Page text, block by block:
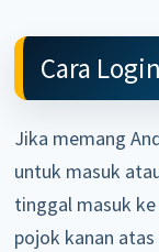
Cara
Jika memang
untuk masuk
tinggal masuk
pojok kanan